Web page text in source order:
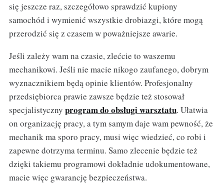
się jeszcze raz, szczegółowo sprawdzić kupiony
samochód i wymienić wszystkie drobiazgi, które mogą
przerodzić się z czasem w poważniejsze awarie.
Jeśli zależy wam na czasie, zlećcie to waszemu
mechanikowi. Jeśli nie macie nikogo zaufanego, dobrym
wyznacznikiem będą opinie klientów. Profesjonalny
przedsiębiorca prawie zawsze będzie też stosował
specjalistyczny program do obsługi warsztatu. Ułatwia
on organizację pracy, a tym samym daje wam pewność, że
mechanik ma sporo pracy, musi więc wiedzieć, co robi i
zapewne dotrzyma terminu. Samo zlecenie będzie też
dzięki takiemu programowi dokładnie udokumentowane,
macie więc gwarancję bezpieczeństwa.